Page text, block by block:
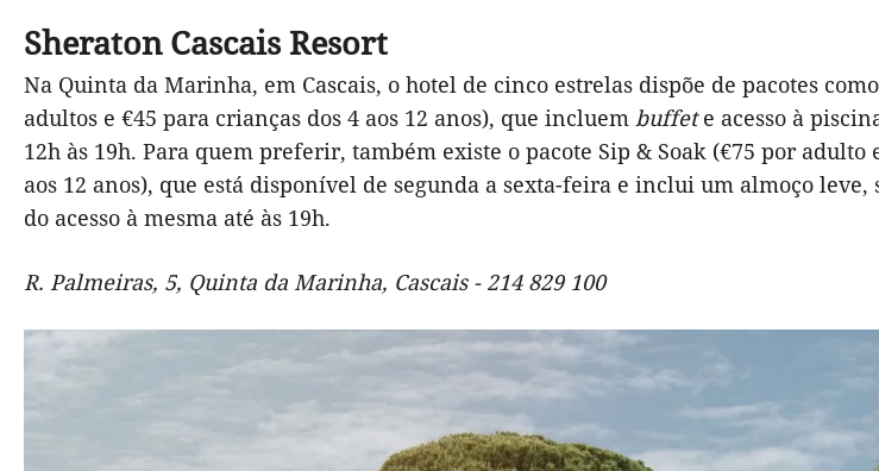
Sheraton Cascais Resort
Na Quinta da Marinha, em Cascais, o hotel de cinco estrelas dispõe de pacotes
adultos e €45 para crianças dos 4 aos 12 anos), que incluem buffete acesso à
12h às 19h. Para quem preferir, também existe o pacote Sip & Soak (€75 por adulto
aos 12 anos), que está disponível de segunda a sexta-feira e inclui um almoço
do acesso à mesma até às 19h.
R. Palmeiras, 5, Quinta da Marinha, Cascais - 214 829 100